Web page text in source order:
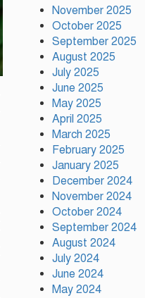
November 2025
October 2025
September 2025
August 2025
July 2025
June 2025
May 2025
April 2025
March 2025
February 2025
January 2025
December 2024
November 2024
October 2024
September 2024
August 2024
July 2024
June 2024
May 2024